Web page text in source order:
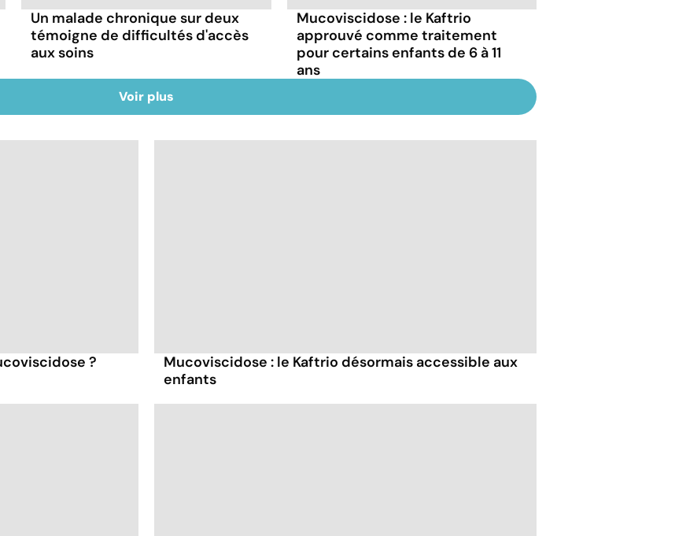
Un malade chronique sur deux
témoigne de difficultés d'accès
aux soins
Mucoviscidose : le Kaftrio
approuvé comme traitement
pour certains enfants de 6 à 11
ans
Voir plus
?
Mucoviscidose : le Kaftrio désormais accessible aux
enfants